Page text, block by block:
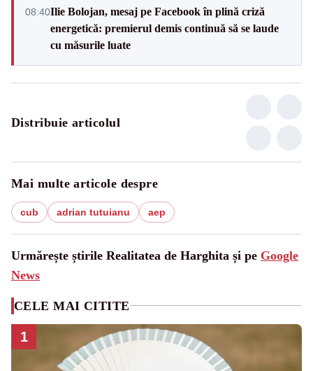
08:40Ilie Bolojan, mesaj pe Facebook în plină criză
energetică: premierul demis continuă să se laude
cu măsurile luate
Distribuie articolul
Mai multe articole despre
cub adrian tutuianu aep
Urmărește știrile Realitatea de Harghita și pe Google
News
CELE MAI CITITE
1